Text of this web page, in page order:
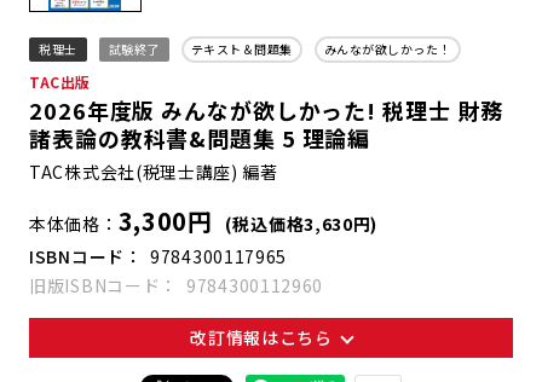
税理士 試験終了 テキスト＆問題集 みんなが欲しかった！
TAC出版
2026年度版 みんなが欲しかった! 税理士 財務
諸表論の教科書&問題集 5 理論編
TAC株式会社(税理士講座) 編著
本体価格 3,300円
(税込価格3,630円)
ISBNコード
9784300117965
旧版ISBNコード
9784300112960
改訂情報はこちら